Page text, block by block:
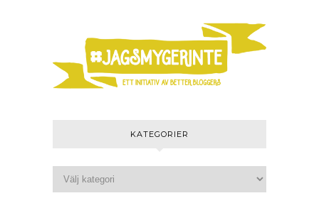
KATEGORIER